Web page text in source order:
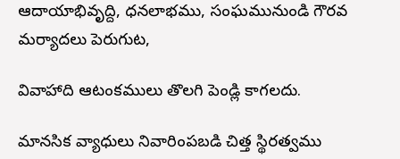
ఆదాయాభివృద్ది, ధనలాభము, సంఘమునుండి గౌరవ
మర్యాదలు పెరుగుట,
వివాహాది ఆటంకములు తొలగి పెండ్లి కాగలదు.
మానసిక వ్యాధులు నివారింపబడి చిత్త స్థిరత్వము